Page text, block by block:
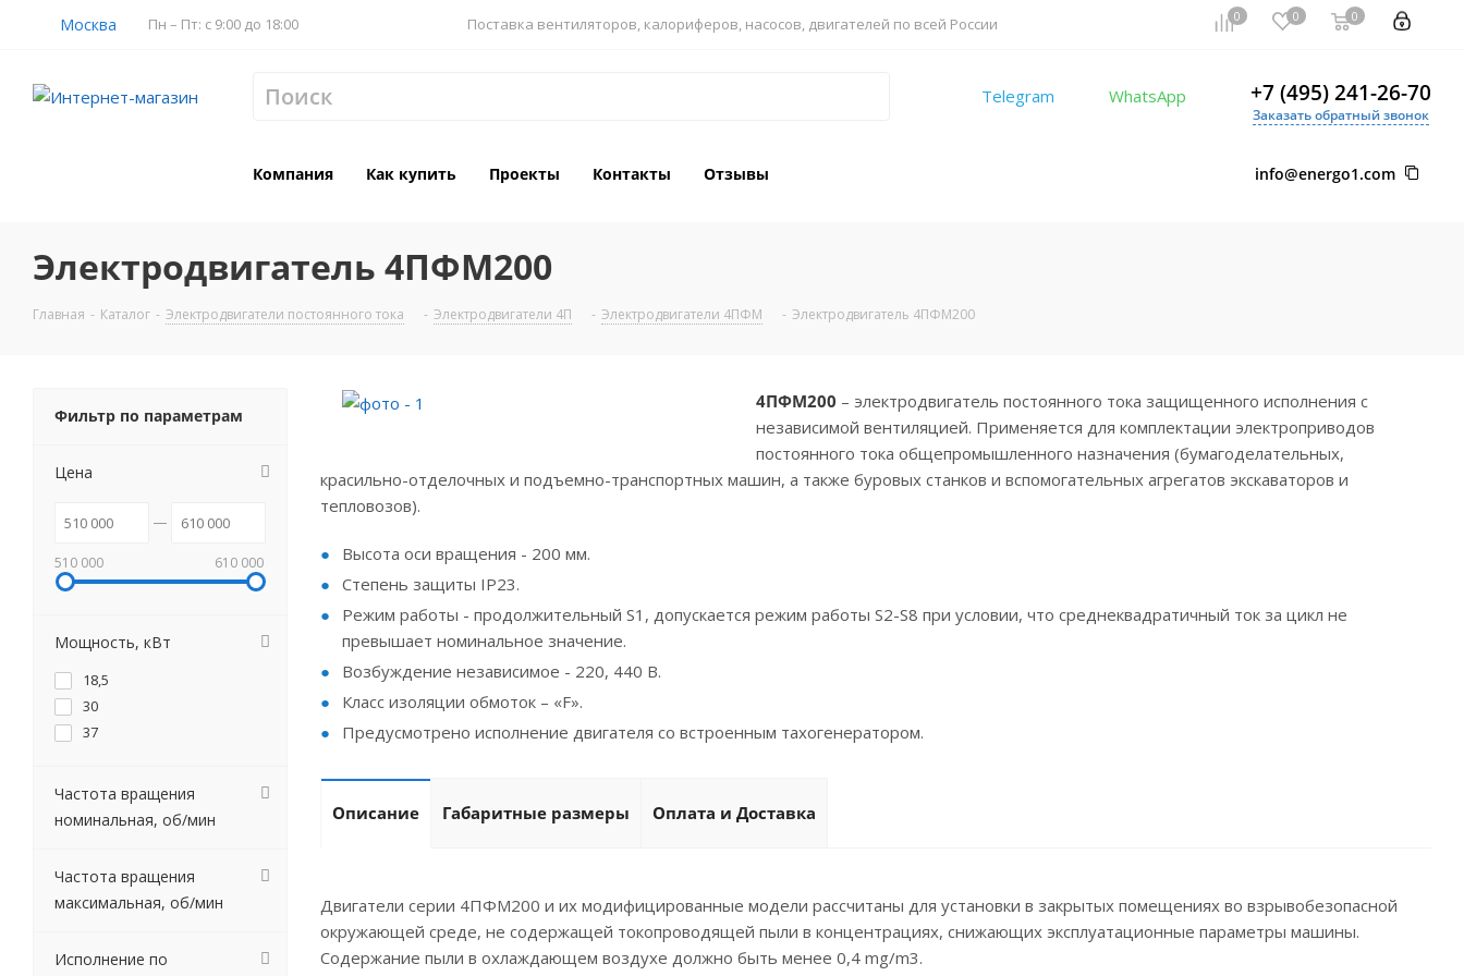
Москва Пн – Пт: с 9:00 до 18:00 Поставка вентиляторов, калориферов, насосов, двигателей по всей России 0 0 0
Telegram WhatsApp +7 (495) 241-26-70
Заказать обратный звонок
Компания Как купить Проекты Контакты Отзывы info@energo1.com
Электродвигатель 4ПФМ200
Главная - Каталог - Электродвигатели постоянного тока - Электродвигатели 4П - Электродвигатели 4ПФМ - Электродвигатель 4ПФМ200
4ПФМ200 – электродвигатель постоянного тока защищенного исполнения с
независимой вентиляцией. Применяется для комплектации электроприводов
постоянного тока общепромышленного назначения (бумагоделательных,
красильно-отделочных и подъемно-транспортных машин, а также буровых станков и вспомогательных агрегатов экскаваторов и
тепловозов).
Высота оси вращения - 200 мм.
Степень защиты IP23.
Режим работы - продолжительный S1, допускается режим работы S2-S8 при условии, что среднеквадратичный ток за цикл не
превышает номинальное значение.
Возбуждение независимое - 220, 440 В.
Класс изоляции обмоток – «F».
Предусмотрено исполнение двигателя со встроенным тахогенератором.
Описание Габаритные размеры Оплата и Доставка
Двигатели серии 4ПФМ200 и их модифицированные модели рассчитаны для установки в закрытых помещениях во взрывобезопасной
окружающей среде, не содержащей токопроводящей пыли в концентрациях, снижающих эксплуатационные параметры машины.
Содержание пыли в охлаждающем воздухе должно быть менее 0,4 mg/m3.
Фильтр по параметрам
Цена
510 000 610 000
Мощность, кВт
18,5
30
37
Частота вращения
номинальная, об/мин
Частота вращения
максимальная, об/мин
Исполнение по